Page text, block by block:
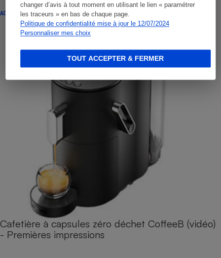
changer d’avis à tout moment en utilisant le lien « paramétrer
les traceurs » en bas de chaque page.
Politique de confidentialité mise à jour le 12/07/2024
Personnaliser mes choix
TOUT ACCEPTER & FERMER
ACTUALITÉ
Cafetière à capsules zéro déchet CoffeeB (vidéo)
- Premières impressions